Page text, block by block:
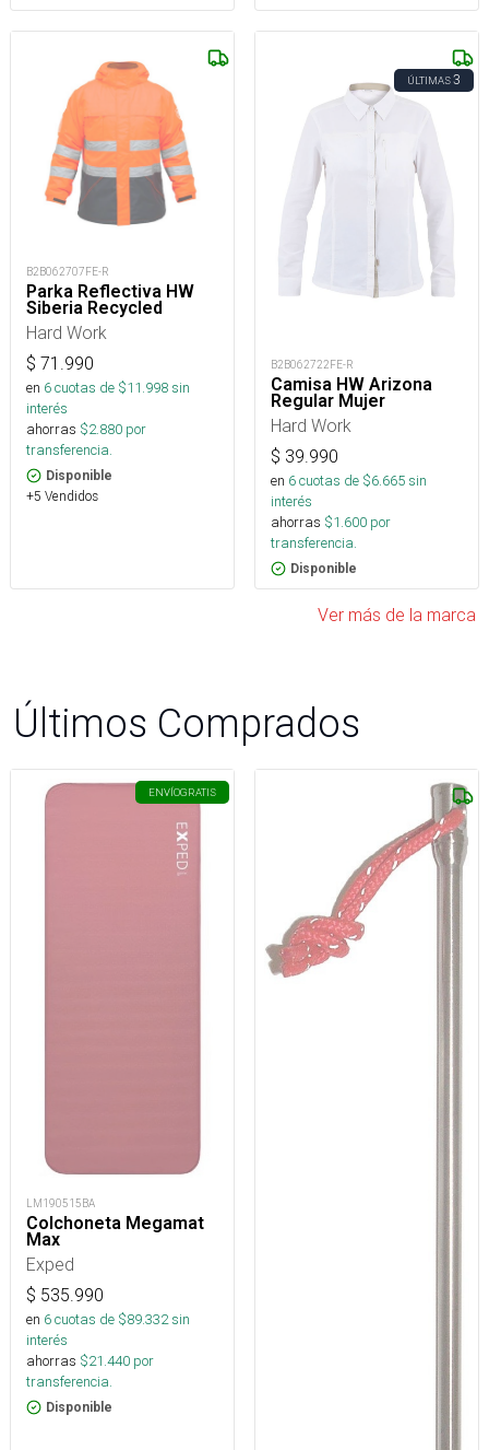
B2B062707FE-R
Parka Reflectiva HW
Siberia Recycled
Hard Work
$ 71.990
en 6cuotas de $11.998sin
interés
ahorras $2.880 por
transferencia.
Disponible
+5 Vendidos
ÚLTIMAS3
B2B062722FE-R
Camisa HW Arizona
Regular Mujer
Hard Work
$ 39.990
en 6cuotas de $6.665sin
interés
ahorras $1.600 por
transferencia.
Disponible
Ver más de la marca
Últimos Comprados
ENVÍOGRATIS
LM190515BA
Colchoneta Megamat
Max
Exped
$ 535.990
en 6cuotas de $89.332sin
interés
ahorras $21.440 por
transferencia.
Disponible